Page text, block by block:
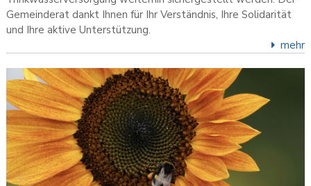
Gemeinderat dankt Ihnen für Ihr Verständnis, Ihre Solidarität
und Ihre aktive Unterstützung.
mehr